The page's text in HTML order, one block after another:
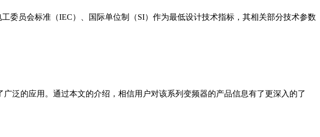
委员会标准（IEC）、国际单位制（SI）作为最低设计技术指标，其相关部分技术参数
泛的应用。通过本文的介绍，相信用户对该系列变频器的产品信息有了更深入的了